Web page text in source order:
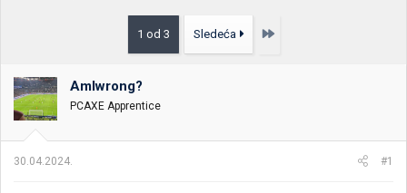
i
k
t
e
m
o
k
e
1 od 3 Sledeća Poslednja
AmIwrong?
PCAXE Apprentice
30.04.2024. #1